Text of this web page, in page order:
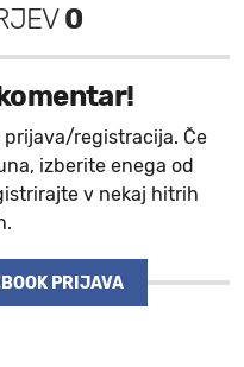
0
registracija. Če
izberite enega od
v nekaj hitrih
PRIJAVA